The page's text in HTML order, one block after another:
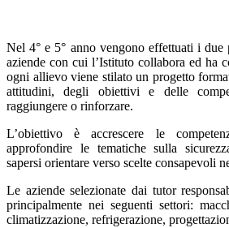
Nel 4° e 5° anno vengono effettuati i due
aziende con cui l’Istituto collabora ed ha
ogni allievo viene stilato un progetto
attitudini, degli obiettivi e delle
raggiungere o rinforzare.
L’obiettivo è accrescere le
approfondire le tematiche sulla
sapersi orientare verso scelte consapevoli
Le aziende selezionate dai tutor
principalmente nei seguenti settori:
climatizzazione, refrigerazione,